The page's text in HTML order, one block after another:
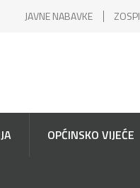
JAVNE NABAVKE ZOSPI
OPĆINSKO VIJEĆE